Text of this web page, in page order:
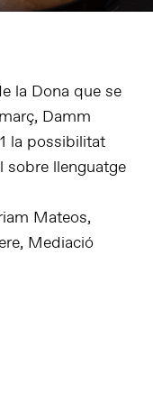
la Dona que se
Damm
la possibilitat
sobre llenguatge
Mateos,
Mediació